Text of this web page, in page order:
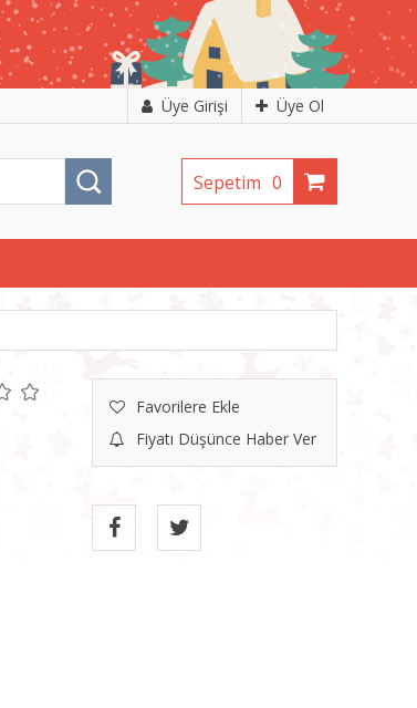
Üye Girişi Üye Ol
Sepetim 0
Favorilere Ekle
Fiyatı Düşünce Haber Ver